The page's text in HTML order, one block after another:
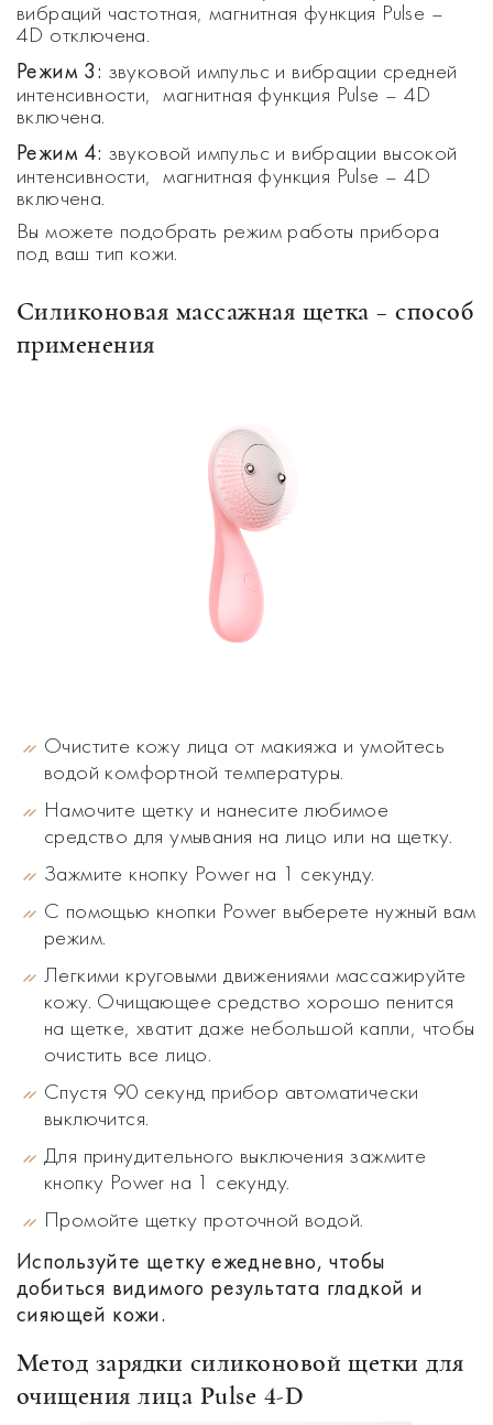
вибраций частотная, магнитная функция Pulse –
4D отключена.
Режим 3: звуковой импульс и вибрации средней
интенсивности, магнитная функция Pulse – 4D
включена.
Режим 4: звуковой импульс и вибрации высокой
интенсивности, магнитная функция Pulse – 4D
включена.
Вы можете подобрать режим работы прибора
под ваш тип кожи.
Силиконовая массажная щетка – способ
применения
Очистите кожу лица от макияжа и умойтесь
водой комфортной температуры.
Намочите щетку и нанесите любимое
средство для умывания на лицо или на щетку.
Зажмите кнопку Power на 1 секунду.
С помощью кнопки Power выберете нужный вам
режим.
Легкими круговыми движениями массажируйте
кожу. Очищающее средство хорошо пенится
на щетке, хватит даже небольшой капли, чтобы
очистить все лицо.
Спустя 90 секунд прибор автоматически
выключится.
Для принудительного выключения зажмите
кнопку Power на 1 секунду.
Промойте щетку проточной водой.
Используйте щетку ежедневно, чтобы
добиться видимого результата гладкой и
сияющей кожи.
Метод зарядки силиконовой щетки для
очищения лица Pulse 4-D